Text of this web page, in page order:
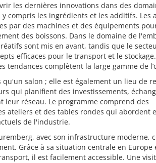
les dernières innovations dans des
compris les ingrédients et les additifs. Les
par des machines et des équipements
des boissons. Dans le domaine de
sont mis en avant, tandis que le
efficaces pour le transport et le
tendances complètent la large gamme de
qu'un salon ; elle est également un lieu de
qui planifient des investissements,
leur réseau. Le programme comprend des
ateliers et des tables rondes qui abordent
de l'industrie.
avec son infrastructure moderne,
Grâce à sa situation centrale en Europe
il est facilement accessible. Une